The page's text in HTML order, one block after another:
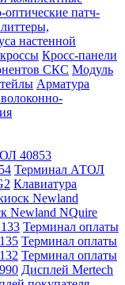
патч-
настенной
Кросс-панели
СКС Модуль
Арматура
40853
Терминал АТОЛ
Клавиатура
Newland
Newland NQuire
Терминал оплаты
Терминал оплаты
Терминал оплаты
Дисплей Mertech